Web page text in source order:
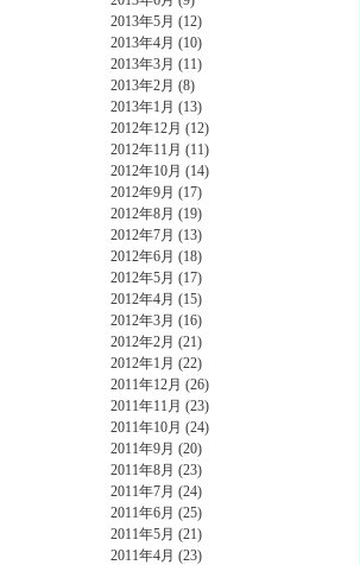
2013年5月 (12)
2013年4月 (10)
2013年3月 (11)
2013年2月 (8)
2013年1月 (13)
2012年12月 (12)
2012年11月 (11)
2012年10月 (14)
2012年9月 (17)
2012年8月 (19)
2012年7月 (13)
2012年6月 (18)
2012年5月 (17)
2012年4月 (15)
2012年3月 (16)
2012年2月 (21)
2012年1月 (22)
2011年12月 (26)
2011年11月 (23)
2011年10月 (24)
2011年9月 (20)
2011年8月 (23)
2011年7月 (24)
2011年6月 (25)
2011年5月 (21)
2011年4月 (23)